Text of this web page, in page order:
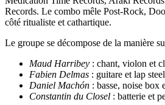
Records. Le combo mêle Post-Rock,
côté ritualiste et cathartique.
Le groupe se décompose de la manière
Maud Harribey : chant, violon et
Fabien Delmas : guitare et lap steel
Daniel Machón : basse, noise box
Constantin du Closel : batterie et